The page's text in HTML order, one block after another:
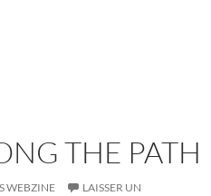
THE PATH
WEBZINE
LAISSER UN